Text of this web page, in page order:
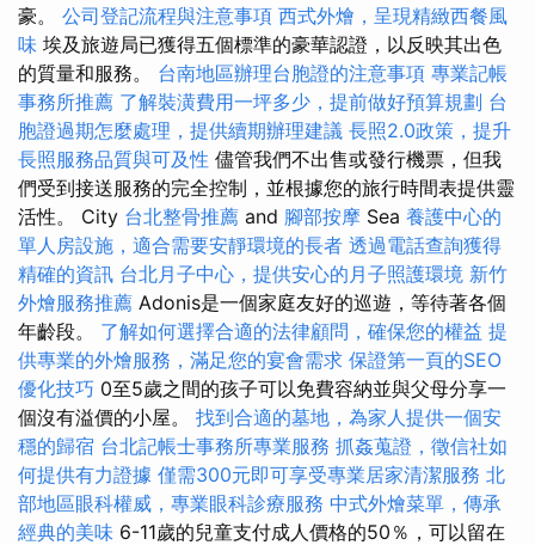
豪。 公司登記流程與注意事項 西式外燴，呈現精緻西餐風
味 埃及旅遊局已獲得五個標準的豪華認證，以反映其出色
的質量和服務。 台南地區辦理台胞證的注意事項 專業記帳
事務所推薦 了解裝潢費用一坪多少，提前做好預算規劃 台
胞證過期怎麼處理，提供續期辦理建議 長照2.0政策，提升
長照服務品質與可及性 儘管我們不出售或發行機票，但我
們受到接送服務的完全控制，並根據您的旅行時間表提供靈
活性。 City 台北整骨推薦 and 腳部按摩 Sea 養護中心的
單人房設施，適合需要安靜環境的長者 透過電話查詢獲得
精確的資訊 台北月子中心，提供安心的月子照護環境 新竹
外燴服務推薦 Adonis是一個家庭友好的巡遊，等待著各個
年齡段。 了解如何選擇合適的法律顧問，確保您的權益 提
供專業的外燴服務，滿足您的宴會需求 保證第一頁的SEO
優化技巧 0至5歲之間的孩子可以免費容納並與父母分享一
個沒有溢價的小屋。 找到合適的墓地，為家人提供一個安
穩的歸宿 台北記帳士事務所專業服務 抓姦蒐證，徵信社如
何提供有力證據 僅需300元即可享受專業居家清潔服務 北
部地區眼科權威，專業眼科診療服務 中式外燴菜單，傳承
經典的美味 6-11歲的兒童支付成人價格的50％，可以留在